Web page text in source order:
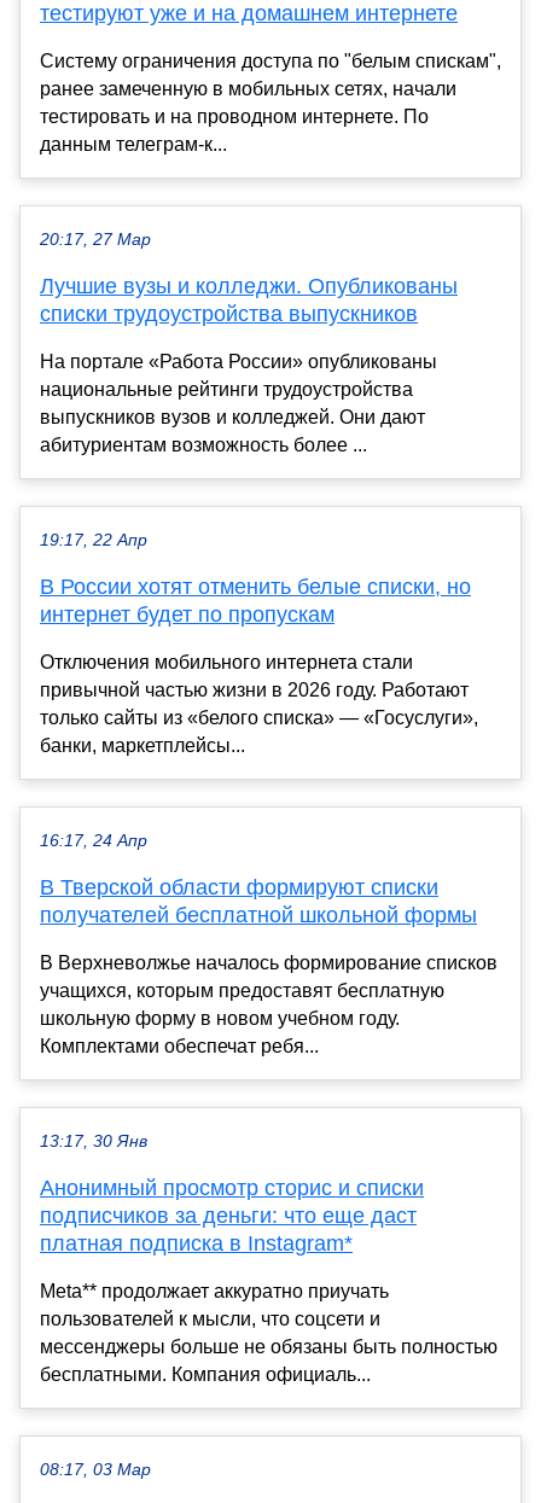
тестируют уже и на домашнем интернете
Систему ограничения доступа по "белым спискам",
ранее замеченную в мобильных сетях, начали
тестировать и на проводном интернете. По
данным телеграм-к...
20:17, 27 Мар
Лучшие вузы и колледжи. Опубликованы
списки трудоустройства выпускников
На портале «Работа России» опубликованы
национальные рейтинги трудоустройства
выпускников вузов и колледжей. Они дают
абитуриентам возможность более ...
19:17, 22 Апр
В России хотят отменить белые списки, но
интернет будет по пропускам
Отключения мобильного интернета стали
привычной частью жизни в 2026 году. Работают
только сайты из «белого списка» — «Госуслуги»,
банки, маркетплейсы...
16:17, 24 Апр
В Тверской области формируют списки
получателей бесплатной школьной формы
В Верхневолжье началось формирование списков
учащихся, которым предоставят бесплатную
школьную форму в новом учебном году.
Комплектами обеспечат ребя...
13:17, 30 Янв
Анонимный просмотр сторис и списки
подписчиков за деньги: что еще даст
платная подписка в Instagram*
Meta** продолжает аккуратно приучать
пользователей к мысли, что соцсети и
мессенджеры больше не обязаны быть полностью
бесплатными. Компания официаль...
08:17, 03 Мар